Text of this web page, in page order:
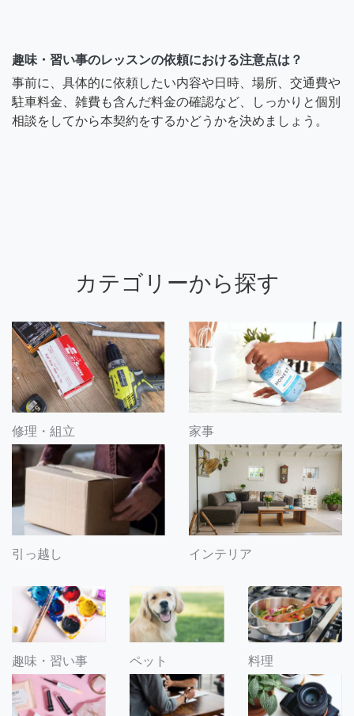
趣味・習い事のレッスンの依頼における注意点は？
事前に、具体的に依頼したい内容や日時、場所、交通費や
駐車料金、雑費も含んだ料金の確認など、しっかりと個別
相談をしてから本契約をするかどうかを決めましょう。
カテゴリーから探す
修理・組立 家事
引っ越し インテリア
趣味・習い事 ペット 料理